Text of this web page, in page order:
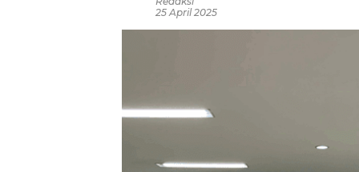
25 April 2025